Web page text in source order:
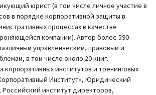
юрист (в том числе личное участие в
в порядке корпоративной защиты в
процессах в качестве
компании). Автор более 590
управленческим, правовым и
в том числе около 20 книг.
корпоративных институтов и тренинговых
Институт», Юридический
Российский институт директоров,